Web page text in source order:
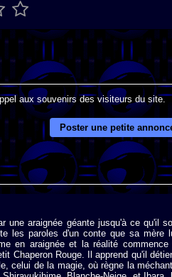
aux souvenirs des visiteurs du site.
Poster une petite
une araignée géante jusqu'à ce qu'il
les paroles d'un conte que sa mère
en araignée et la réalité commence
Chaperon Rouge. Il apprend qu'il
celui de la magie, où règne la